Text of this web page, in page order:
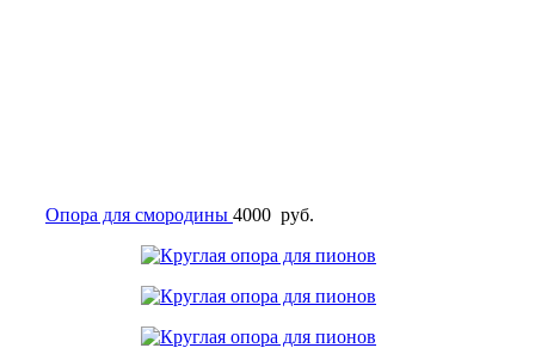
Опора для смородины 4000 руб.